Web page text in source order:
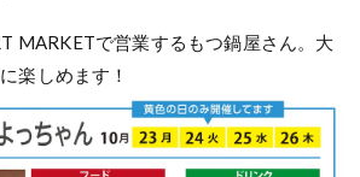
MARKETで営業するもつ鍋屋さん。大
楽しめます！